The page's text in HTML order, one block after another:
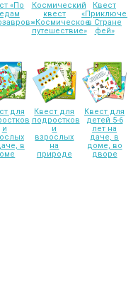
«По
Космический
квест
«Космическое
путешествие»
Квест
в Стране
фей»
для
и
в
Квест для
подростков
и
взрослых
на
природе
Квест для
детей 5-6
лет на
даче, в
доме, во
дворе